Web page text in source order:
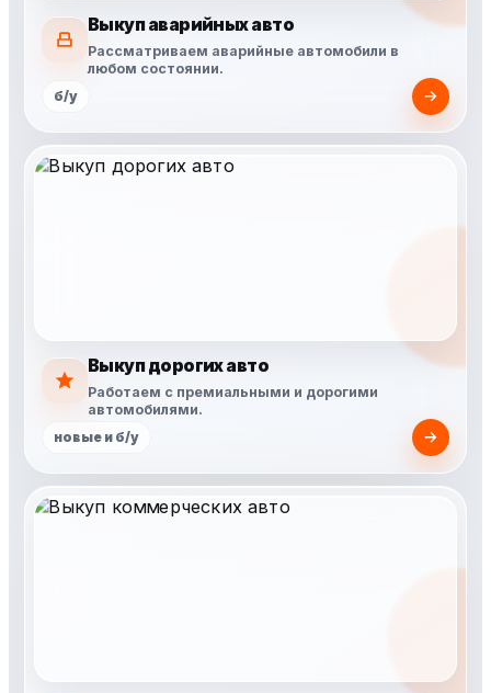
Выкуп аварийных авто
Рассматриваем аварийные автомобили в
любом состоянии.
б/у
Выкуп дорогих авто
Работаем с премиальными и дорогими
автомобилями.
новые и б/у